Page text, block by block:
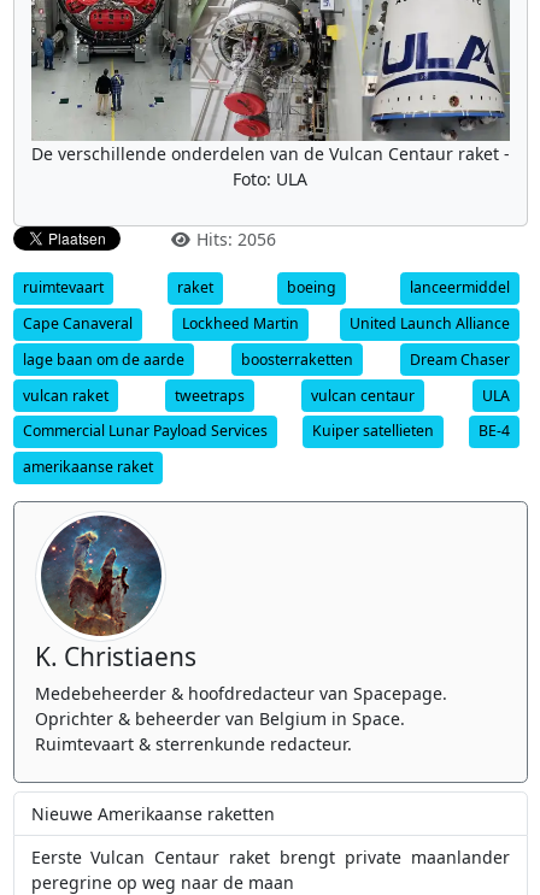
De verschillende onderdelen van de Vulcan Centaur raket -
Foto: ULA
Hits: 2056
ruimtevaart raket boeing
lanceermiddel
Cape Canaveral
Lockheed Martin
United Launch Alliance
lage baan om de aarde
boosterraketten
Dream Chaser
vulcan raket
tweetraps vulcan centaur
ULA
Commercial Lunar Payload Services
Kuiper satellieten
BE-4
amerikaanse raket
K. Christiaens
Medebeheerder & hoofdredacteur van Spacepage.
Oprichter & beheerder van Belgium in Space.
Ruimtevaart & sterrenkunde redacteur.
Nieuwe Amerikaanse raketten
Eerste Vulcan Centaur raket brengt private maanlander
peregrine op weg naar de maan